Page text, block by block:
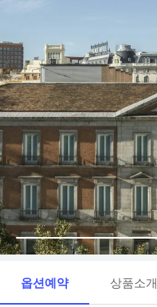
옵션예약 상품소개